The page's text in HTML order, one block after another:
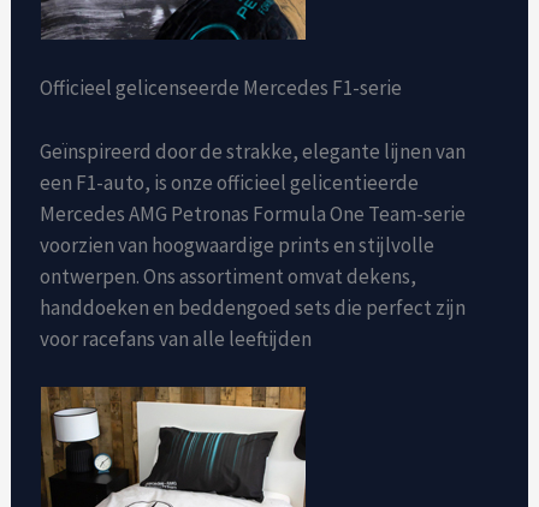
Officieel gelicenseerde Mercedes F1-serie
Geïnspireerd door de strakke, elegante lijnen van
een F1-auto, is onze officieel gelicentieerde
Mercedes AMG Petronas Formula One Team-serie
voorzien van hoogwaardige prints en stijlvolle
ontwerpen. Ons assortiment omvat dekens,
handdoeken en beddengoed sets die perfect zijn
voor racefans van alle leeftijden